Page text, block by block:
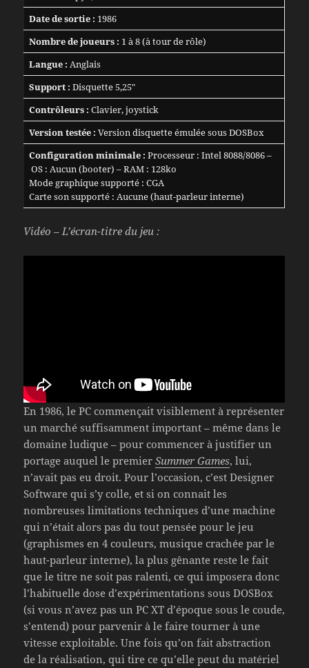
Date de sortie : 1986
Nombre de joueurs : 1 à 8 (à tour de rôle)
Langue : Anglais
Support : Disquette 5,25″
Contrôleurs : Clavier, joystick
Version testée : Version disquette émulée sous DOSBox
Configuration minimale : Processeur : Intel 8088/8086 –
OS : Aucun (booter) – RAM : 128ko
Mode graphique supporté : CGA
Carte son supporté : Aucune (haut-parleur interne)
Vidéo – L’écran-titre du jeu :
En 1986, le PC commençait visiblement à représenter
un marché suffisamment important – même dans le
domaine ludique – pour commencer à justifier un
portage auquel le premierSummer Games, lui,
n’avait pas eu droit. Pour l’occasion, c’est Designer
Software qui s’y colle, et si on connait les
nombreuses limitations techniques d’une machine
qui n’était alors pas du tout pensée pour le jeu
(graphismes en 4 couleurs, musique crachée par le
haut-parleur interne), la plus gênante reste le fait
que le titre ne soit pas ralenti, ce qui imposera donc
l’habituelle dose d’expérimentations sous DOSBox
(si vous n’avez pas un PC XT d’époque sous le coude,
s’entend) pour parvenir à le faire tourner à une
vitesse exploitable. Une fois qu’on fait abstraction
de la réalisation, qui tire ce qu’elle peut du matériel